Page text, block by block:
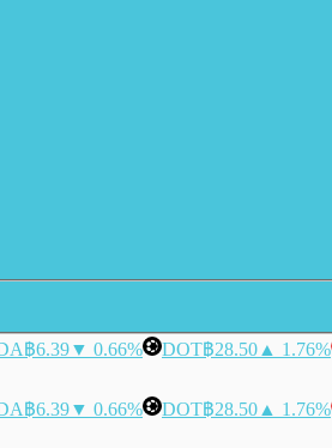
฿6.39▼ 0.66% DOT฿28.50 ▲ 1.76%
฿6.39▼ 0.66% DOT฿28.50 ▲ 1.76%